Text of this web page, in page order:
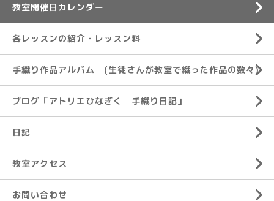
教室開催日カレンダー
各レッスンの紹介・レッスン料
手織り作品アルバム (生徒さんが教室で織った作品の数々)
ブログ「アトリエひなぎく 手織り日記」
日記
教室アクセス
お問い合わせ